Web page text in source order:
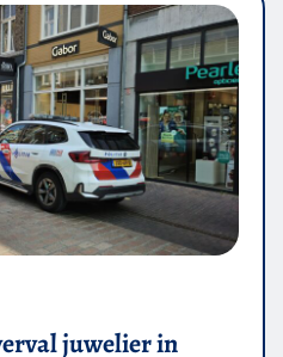
juwelier in